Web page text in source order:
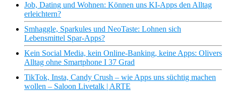
Job, Dating und Wohnen: Können uns KI-Apps den Alltag
erleichtern?
Smhaggle, Sparkules und NeoTaste: Lohnen sich
Lebensmittel Spar-Apps?
Kein Social Media, kein Online-Banking, keine Apps: Olivers
Alltag ohne Smartphone I 37 Grad
TikTok, Insta, Candy Crush – wie Apps uns süchtig machen
wollen – Saloon Livetalk | ARTE